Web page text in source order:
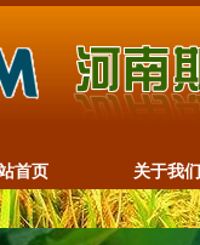
首页 关于我们